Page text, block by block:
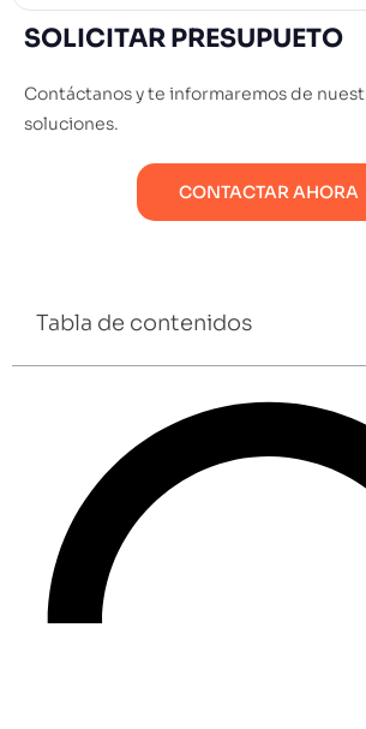
SOLICITAR PRESUPUETO
Contáctanos y te informaremos de
soluciones.
CONTACTAR AHORA
Tabla de contenidos